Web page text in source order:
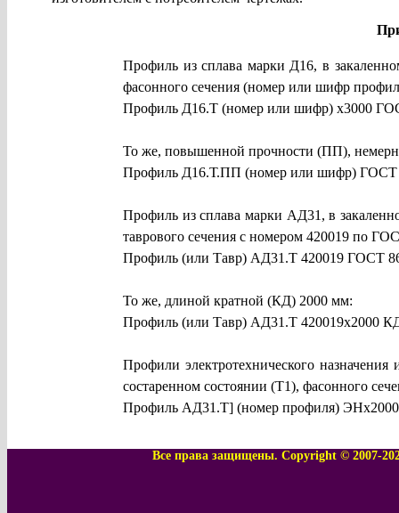
Профиль из сплава марки Д16, в
фасонного сечения (номер или шифр
Профиль Д16.Т (номер или шифр) х3000
То же, повышенной прочности (ПП),
Профиль Д16.Т.ПП (номер или шифр)
Профиль из сплава марки АД31, в
таврового сечения с номером 420019 по
Профиль (или Тавр) АД31.Т 420019 ГОСТ
То же, длиной кратной (КД) 2000 мм:
Профиль (или Тавр) АД31.Т
Профили электротехнического
состаренном состоянии (Т1), фасонного
Профиль АД31.Т] (номер профиля)
Все права защищены. Copyright © 2007-